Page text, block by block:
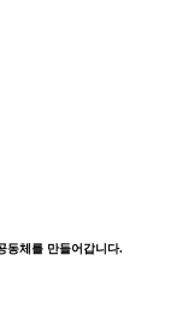
동체를 만들어갑니다.